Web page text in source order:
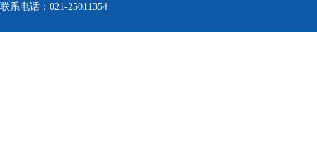
联系电话：021-25011354